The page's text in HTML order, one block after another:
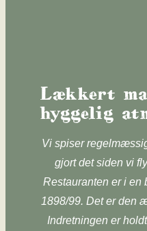
Lækkert
hyggelig
​Vi spiser
gjort det siden vi
Restauranten er i en
1898/99. Det er den
Indretningen er